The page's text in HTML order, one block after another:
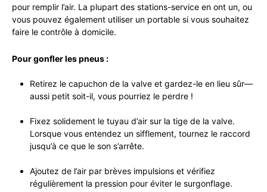
pour remplir l’air. La plupart des stations-service en ont un, ou
vous pouvez également utiliser un portable si vous souhaitez
faire le contrôle à domicile.
Pour gonfler les pneus :
Retirez le capuchon de la valve et gardez-le en lieu sûr—
aussi petit soit-il, vous pourriez le perdre !
Fixez solidement le tuyau d’air sur la tige de la valve.
Lorsque vous entendez un sifflement, tournez le raccord
jusqu’à ce que le son s’arrête.
Ajoutez de l’air par brèves impulsions et vérifiez
régulièrement la pression pour éviter le surgonflage.